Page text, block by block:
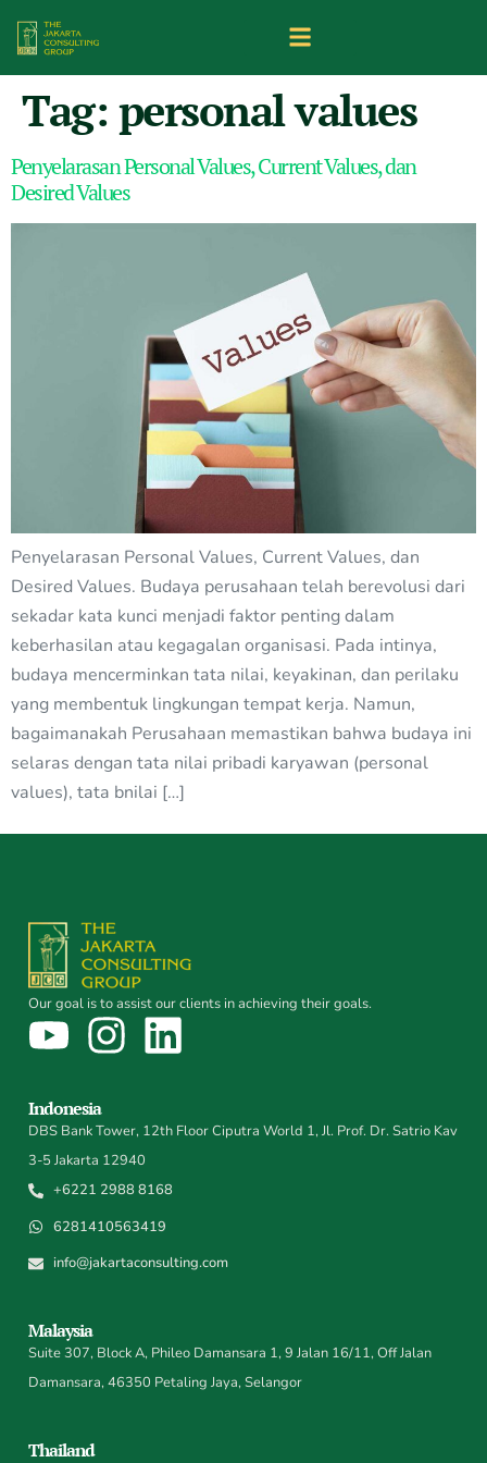
Tag: personal values
Penyelarasan Personal Values, Current Values, dan
Desired Values
Penyelarasan Personal Values, Current Values, dan
Desired Values. Budaya perusahaan telah berevolusi dari
sekadar kata kunci menjadi faktor penting dalam
keberhasilan atau kegagalan organisasi. Pada intinya,
budaya mencerminkan tata nilai, keyakinan, dan perilaku
yang membentuk lingkungan tempat kerja. Namun,
bagaimanakah Perusahaan memastikan bahwa budaya ini
selaras dengan tata nilai pribadi karyawan (personal
values), tata bnilai […]
Our goal is to assist our clients in achieving their goals.
Indonesia
DBS Bank Tower, 12th Floor Ciputra World 1, Jl. Prof. Dr. Satrio Kav
3-5 Jakarta 12940
+6221 2988 8168
6281410563419
info@jakartaconsulting.com
Malaysia
Suite 307, Block A, Phileo Damansara 1, 9 Jalan 16/11, Off Jalan
Damansara, 46350 Petaling Jaya, Selangor
Thailand